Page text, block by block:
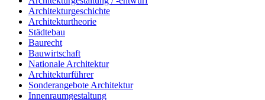
Architekturgeschichte
Architekturtheorie
Städtebau
Baurecht
Bauwirtschaft
Nationale Architektur
Architekturführer
Sonderangebote Architektur
Innenraumgestaltung